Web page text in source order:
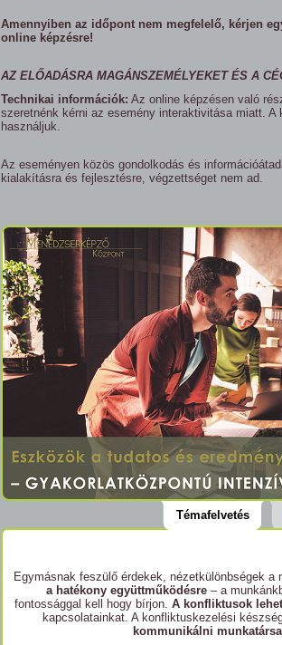
Amennyiben az időpont nem megfelelő, kérjen
online képzésre!
AZ ELŐADÁSRA MAGÁNSZEMÉLYEKET ÉS A
Technikai információk: Az online képzésen való
szeretnénk kérni az esemény interaktivitása miatt.
használjuk.
Az eseményen közös gondolkodás és
kialakításra és fejlesztésre, végzettséget nem ad.
Témafelvetés
Egymásnak feszülő érdekek, nézetkülönbségek a
a hatékony együttműködésre – a
fontossággal kell hogy bírjon. A konfliktusok
kapcsolatainkat. A konfliktuskezelési
kommunikálni